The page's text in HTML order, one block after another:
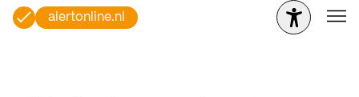
alertonline.nl